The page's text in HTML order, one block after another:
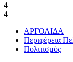
4
4
ΑΡΓΟΛΙΔΑ
Περιφέρεια
Πολιτισμός